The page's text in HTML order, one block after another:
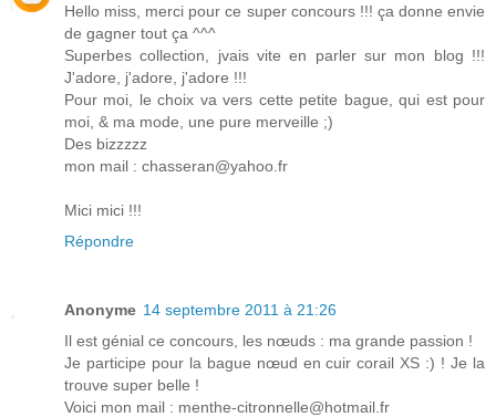
Hello miss, merci pour ce super concours !!! ça donne envie
de gagner tout ça ^^^
Superbes collection, jvais vite en parler sur mon blog !!!
J'adore, j'adore, j'adore !!!
Pour moi, le choix va vers cette petite bague, qui est pour
moi, & ma mode, une pure merveille ;)
Des bizzzzz
mon mail : chasseran@yahoo.fr
Mici mici !!!
Répondre
Anonyme 14 septembre 2011 à 21:26
Il est génial ce concours, les nœuds : ma grande passion !
Je participe pour la bague nœud en cuir corail XS :) ! Je la
trouve super belle !
Voici mon mail : menthe-citronnelle@hotmail.fr